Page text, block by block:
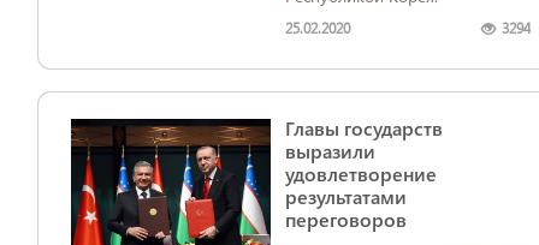
25.02.2020 3294
Главы государств
выразили
удовлетворение
результатами
переговоров